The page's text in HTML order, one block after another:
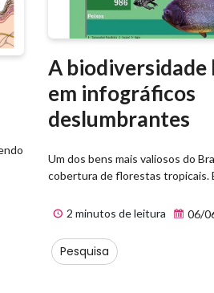
A biodiversidade
em infográficos
deslumbrantes
Um dos bens mais valiosos do
cobertura de florestas tropicais.
2 minutos de leitura 06/
Pesquisa